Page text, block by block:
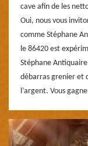
cave afin de les
Oui, nous vous
comme Stéphane
le 86420 est
Stéphane
débarras grenier et
l’argent. Vous